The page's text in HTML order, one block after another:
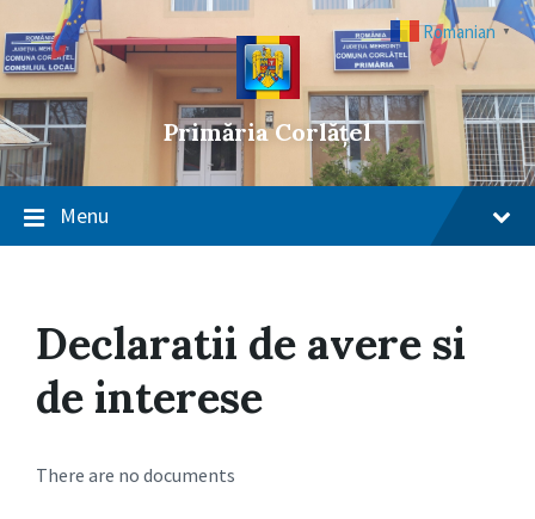
to
content
to
main
navigation
to
footer
Primăria Corlățel
Menu
Declaratii de avere si
de interese
There are no documents
Romanian ▼